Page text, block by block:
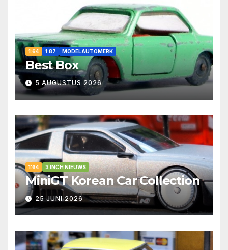
1:64 1:87 MODELAUTOMERK
Best Box
5 AUGUSTUS 2026
1:64 3 INCH NIEUWS
MiniGT Korean Car Collection
25 JUNI 2026